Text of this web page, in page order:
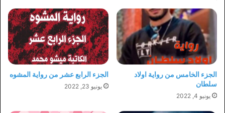
الجزء الخامس من رواية اولاد
سلطان
يونيو 4, 2022
الجزء الرابع عشر من رواية المشوه
يونيو 23, 2022